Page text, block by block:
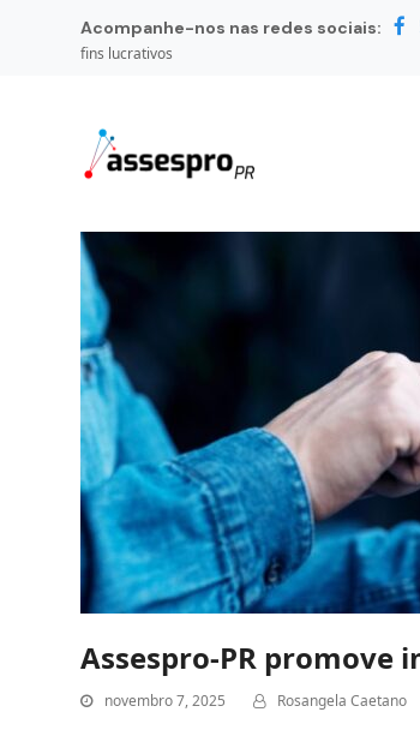
Acompanhe-nos nas redes sociais:
fins lucrativos
Assespro-PR promove
novembro 7, 2025 Rosangela Caetano